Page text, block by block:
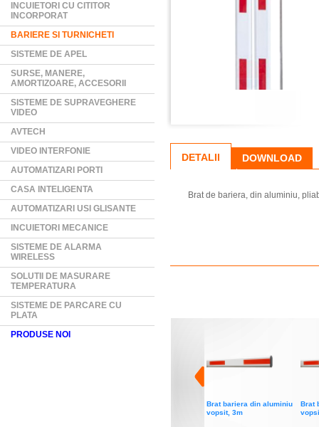
INCUIETORI CU CITITOR
INCORPORAT
BARIERE SI TURNICHETI
SISTEME DE APEL
SURSE, MANERE,
AMORTIZOARE, ACCESORII
SISTEME DE SUPRAVEGHERE
VIDEO
AVTECH
VIDEO INTERFONIE
AUTOMATIZARI PORTI
CASA INTELIGENTA
AUTOMATIZARI USI GLISANTE
INCUIETORI MECANICE
SISTEME DE ALARMA
WIRELESS
SOLUTII DE MASURARE
TEMPERATURA
SISTEME DE PARCARE CU
PLATA
PRODUSE NOI
DETALII DOWNLOAD
Brat de bariera, din aluminiu,
Brat bariera din aluminiu
vopsit, 3m
Brat